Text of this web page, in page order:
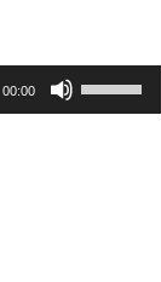
00:00
Utilisez
les